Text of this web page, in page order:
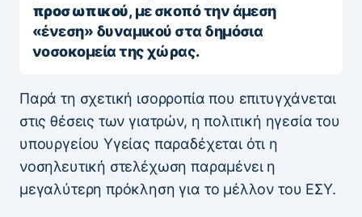
προσωπικού, με σκοπό την άμεση
«ένεση» δυναμικού στα δημόσια
νοσοκομεία της χώρας.
Παρά τη σχετική ισορροπία που επιτυγχάνεται
στις θέσεις των γιατρών, η πολιτική ηγεσία του
υπουργείου Υγείας παραδέχεται ότι η
νοσηλευτική στελέχωση παραμένει η
μεγαλύτερη πρόκληση για το μέλλον του ΕΣΥ.